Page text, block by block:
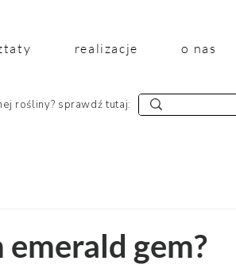
realizacje o nas
rośliny? sprawdź tutaj:
gem?